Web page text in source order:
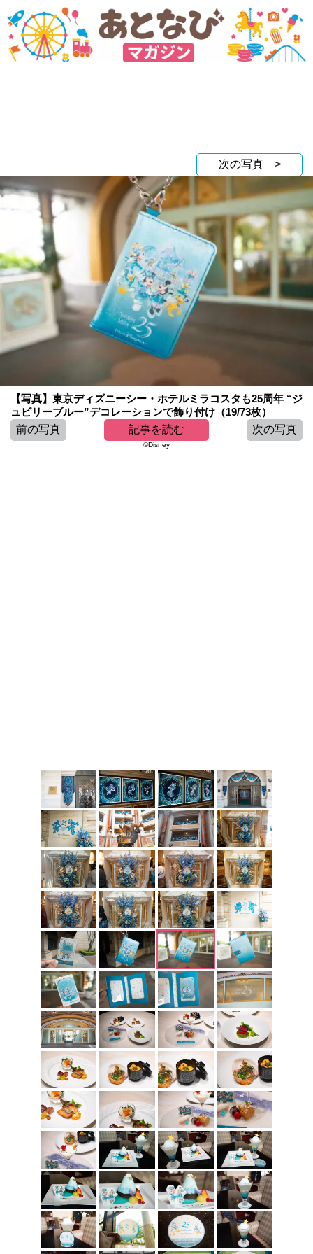
次の写真 >
【写真】東京ディズニーシー・ホテルミラコスタも25周年 “ジ
ュビリーブルー”デコレーションで飾り付け（19/73枚）
前の写真
記事を読む 次の写真
©Disney